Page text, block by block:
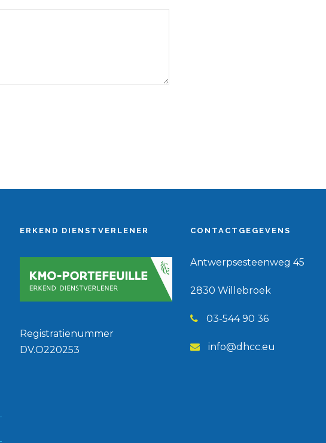
ERKEND DIENSTVERLENER
Registratienummer
DV.O220253
CONTACTGEGEVENS
Antwerpsesteenweg 45
2830 Willebroek
03-544 90 36
info@dhcc.eu